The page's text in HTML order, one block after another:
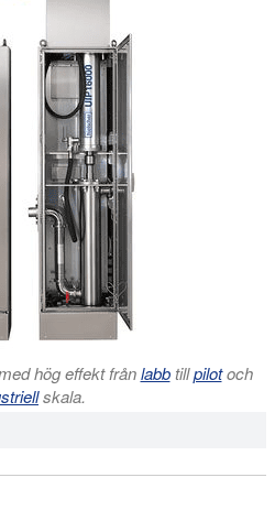
hög effekt frånlabbtillpilotoch
skala.